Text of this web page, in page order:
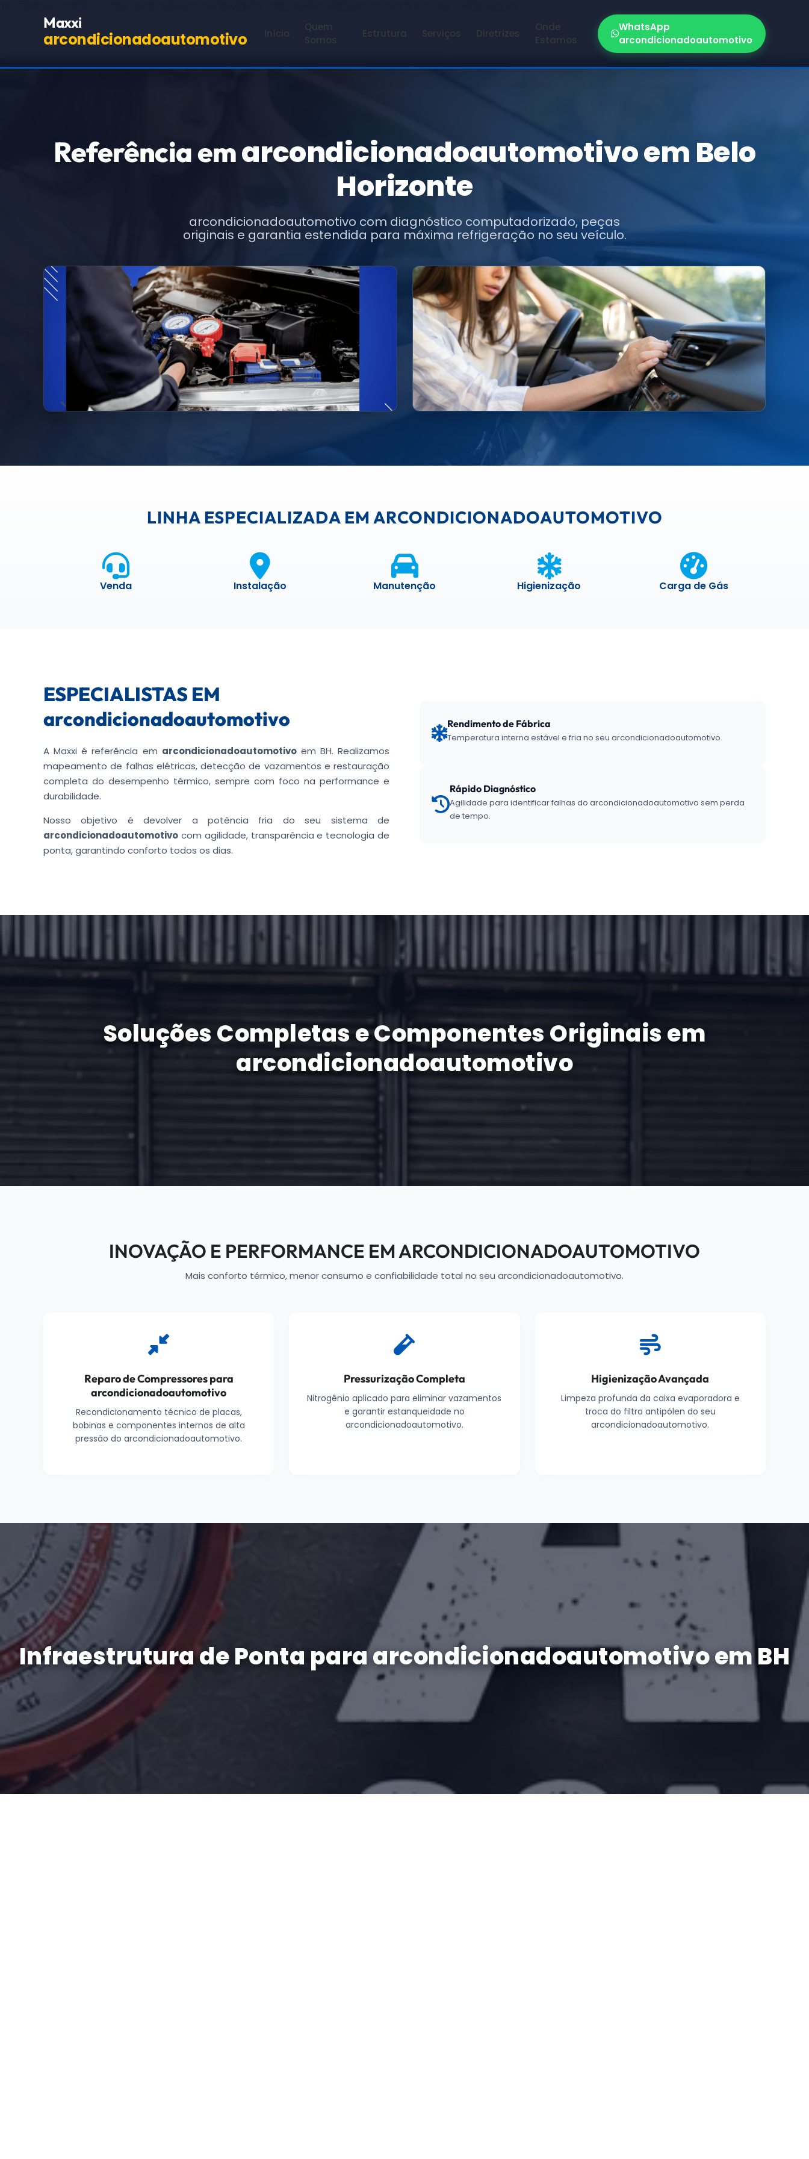
Maxxi
arcondicionadoautomotivo Início
Quem
Somos
Estrutura Serviços Diretrizes
Onde
Estamos
WhatsApp
arcondicionadoautomotivo
Referência emarcondicionadoautomotivo em Belo
Horizonte
arcondicionadoautomotivo com diagnóstico computadorizado, peças
originais e garantia estendida para máxima refrigeração no seu veículo.
LINHA ESPECIALIZADA EM ARCONDICIONADOAUTOMOTIVO
Venda Instalação Manutenção Higienização Carga de Gás
ESPECIALISTAS EM
arcondicionadoautomotivo
A Maxxi é referência em arcondicionadoautomotivoem BH. Realizamos
mapeamento de falhas elétricas, detecção de vazamentos e restauração
completa do desempenho térmico, sempre com foco na performance e
durabilidade.
Nosso objetivo é devolver a potência fria do seu sistema de
arcondicionadoautomotivo com agilidade, transparência e tecnologia de
ponta, garantindo conforto todos os dias.
Rendimento de Fábrica
Temperatura interna estável e fria no seu arcondicionadoautomotivo.
Rápido Diagnóstico
Agilidade para identificar falhas do arcondicionadoautomotivo sem perda
de tempo.
Soluções Completas e Componentes Originais em
arcondicionadoautomotivo
INOVAÇÃO E PERFORMANCE EM ARCONDICIONADOAUTOMOTIVO
Mais conforto térmico, menor consumo e confiabilidade total no seu arcondicionadoautomotivo.
Reparo de Compressores para
arcondicionadoautomotivo
Recondicionamento técnico de placas,
bobinas e componentes internos de alta
pressão do arcondicionadoautomotivo.
Pressurização Completa
Nitrogênio aplicado para eliminar vazamentos
e garantir estanqueidade no
arcondicionadoautomotivo.
Higienização Avançada
Limpeza profunda da caixa evaporadora e
troca do filtro antipólen do seu
arcondicionadoautomotivo.
Infraestrutura de Ponta para arcondicionadoautomotivo em BH